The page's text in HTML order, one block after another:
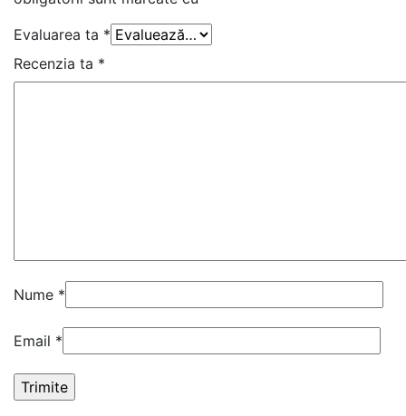
Evaluarea ta *
Recenzia ta *
Nume *
Email *